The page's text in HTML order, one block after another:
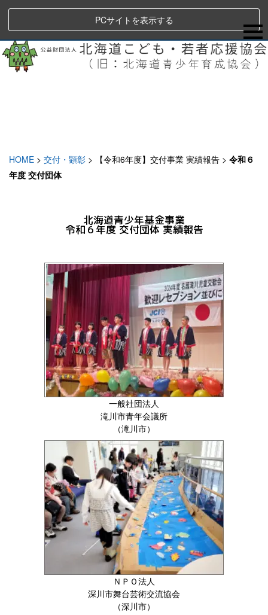
PCサイトを表示する
HOME > 交付・顕彰 > 【令和6年度】交付事業 実績報告 > 令和６
年度 交付団体
北海道青少年基金事業
令和６年度 交付団体 実績報告
一般社団法人
滝川市青年会議所
（滝川市）
ＮＰＯ法人
深川市舞台芸術交流協会
（深川市）